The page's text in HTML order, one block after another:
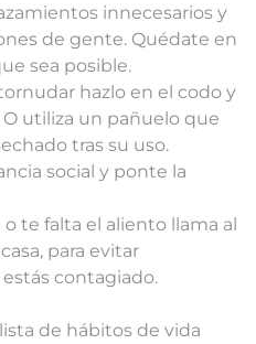
innecesarios y
de gente. Quédate en
sea posible.
hazlo en el codo y
utiliza un pañuelo que
tras su uso.
social y ponte la
te falta el aliento llama al
para evitar
contagiado.
de hábitos de vida